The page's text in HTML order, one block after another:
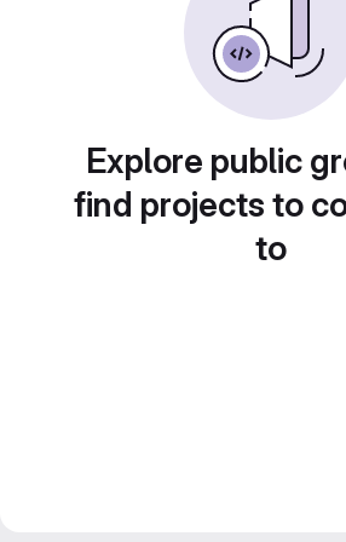
Explore public
find projects to
to